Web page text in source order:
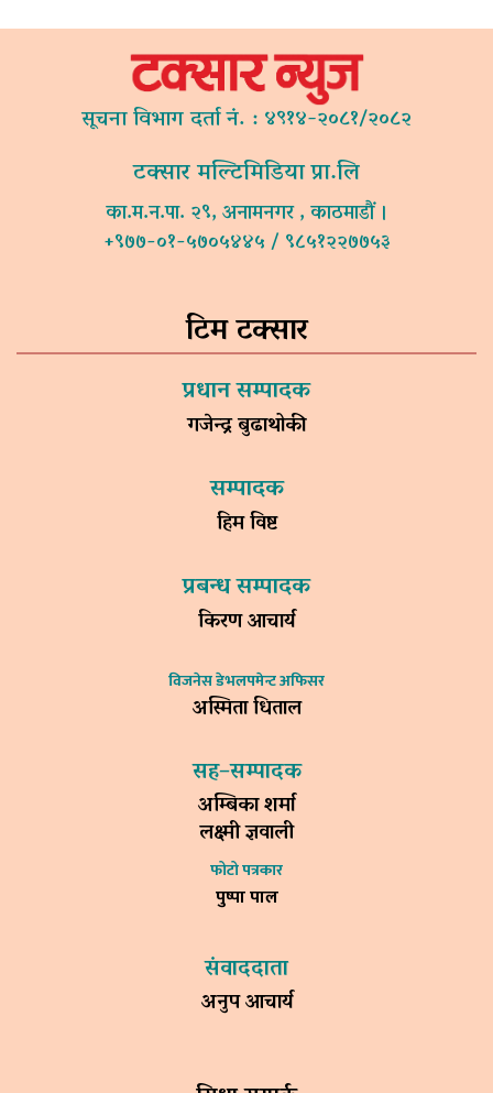
सूचना विभाग दर्ता नं. : ४९१४-२०८१/२०८२
टक्सार मल्टिमिडिया प्रा.लि
का.म.न.पा. २९, अनामनगर , काठमाडौं ।
+९७७-०१-५७०५४४५ / ९८५१२२७७५३
टिम टक्सार
प्रधान सम्पादक
गजेन्द्र बुढाथोकी
सम्पादक
हिम विष्ट
प्रबन्ध सम्पादक
किरण आचार्य
विजनेस डेभलपमेन्ट अफिसर
अस्मिता धिताल
सह–सम्पादक
अम्बिका शर्मा
लक्ष्मी ज्ञवाली
फोटो पत्रकार
पुष्पा पाल
संवाददाता
अनुप आचार्य